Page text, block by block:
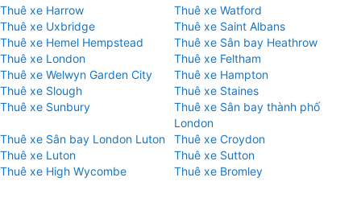
Thuê xe Harrow
Thuê xe Watford
Thuê xe Uxbridge
Thuê xe Saint Albans
Thuê xe Hemel Hempstead
Thuê xe Sân bay Heathrow
Thuê xe London
Thuê xe Feltham
Thuê xe Welwyn Garden City
Thuê xe Hampton
Thuê xe Slough
Thuê xe Staines
Thuê xe Sunbury
Thuê xe Sân bay thành phố
London
Thuê xe Sân bay London Luton
Thuê xe Croydon
Thuê xe Luton
Thuê xe Sutton
Thuê xe High Wycombe
Thuê xe Bromley